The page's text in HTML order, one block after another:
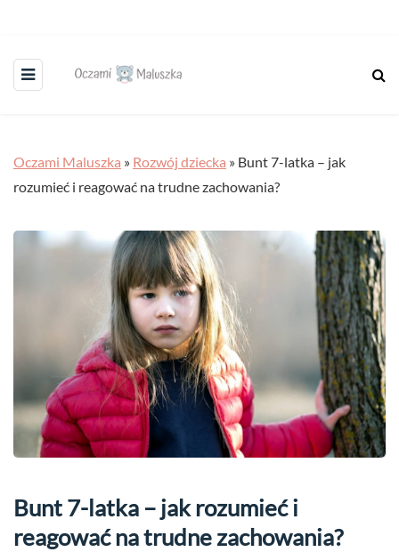
Oczami Maluszka » Rozwój dziecka » Bunt 7-latka – jak
rozumieć i reagować na trudne zachowania?
Bunt 7-latka – jak rozumieć i
reagować na trudne zachowania?